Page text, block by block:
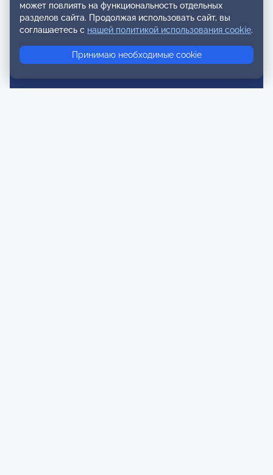
Реестр консультативных членов
Реестр действительных членов
Реестр аккредитованных супервизоров
Реестр СРО
может повлиять на функциональность отдельных
разделов сайта. Продолжая использовать сайт, вы
соглашаетесь с нашей политикой использования cookie.
Принимаю необходимые cookie